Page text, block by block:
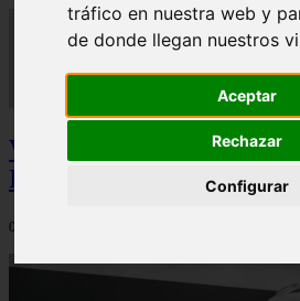
tráfico en nuestra web y
de donde llegan nuestros
Aceptar
Rechazar
Configurar
Video Advertencias desde
IA: Hinton y el posible
06/03/2026